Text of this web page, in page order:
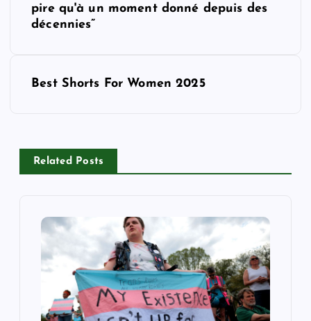
a
v
pire qu'à un moment donné depuis des
décennies”
Best Shorts For Women 2025
Related Posts